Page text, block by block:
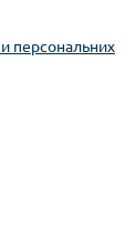
персональних